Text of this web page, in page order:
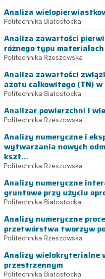
Analiza
Politechnika Białostocka
Analiza zawartości
różnego typu materiałach
Politechnika Rzeszowska
Analiza zawartości
azotu całkowitego (TN)
Politechnika Białostocka
Analizar powierzchni i
Politechnika Rzeszowska
Analizy numeryczne i
wytwarzania nowych
kszt...
Politechnika Rzeszowska
Analizy numeryczne
gruntowe przy użyciu
Politechnika Białostocka
Analizy numeryczne
przetwórstwa tworzyw
Politechnika Rzeszowska
Analizy wielokryterialne
przestrzennym
Politechnika Białostocka